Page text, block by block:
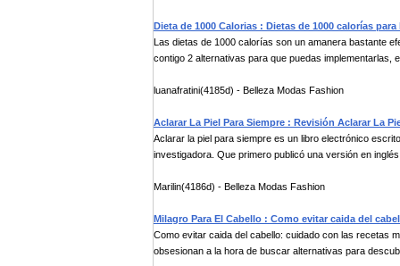
Dieta de 1000 Calorias : Dietas de 1000 calorías
Las dietas de 1000 calorías son un amanera bastante
contigo 2 alternativas para que puedas implementarlas,
luanafratini(4185d) - Belleza Modas Fashion
Aclarar La Piel Para Siempre : Revisión Aclarar La
Aclarar la piel para siempre es un libro electrónico
investigadora. Que primero publicó una versión en
Marilin(4186d) - Belleza Modas Fashion
Milagro Para El Cabello : Como evitar caida del
Como evitar caida del cabello: cuidado con las recetas
obsesionan a la hora de buscar alternativas para